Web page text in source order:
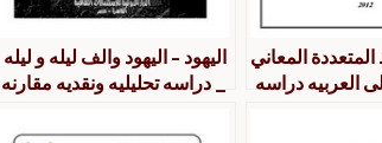
المعاني
العربيه دراسه
اليهود – اليهود والف ليله و ليله
_ دراسه تحليليه ونقديه مقارنه